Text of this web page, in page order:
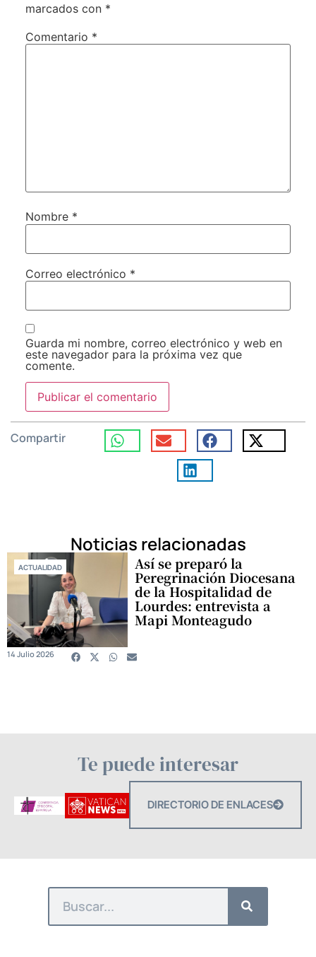
marcados con *
Comentario *
Nombre *
Correo electrónico *
Guarda mi nombre, correo electrónico y web en
este navegador para la próxima vez que
comente.
Compartir
Noticias relacionadas
ACTUALIDAD Así se preparó la
Peregrinación Diocesana
de la Hospitalidad de
Lourdes: entrevista a
Mapi Monteagudo
14 Julio 2026
Te puede interesar
DIRECTORIO DE ENLACES